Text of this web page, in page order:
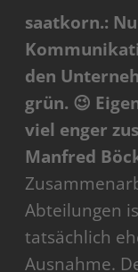
saatkorn.:
den
grün. 😉
viel enger
Manfred
Abteilungen
tatsächlich
Ausnahme.